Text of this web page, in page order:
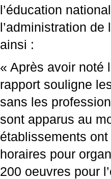
l’éducation
l’administration
ainsi :
« Après avoir noté
rapport souligne
sans les
sont apparus au
établissements
horaires pour
200 oeuvres pour